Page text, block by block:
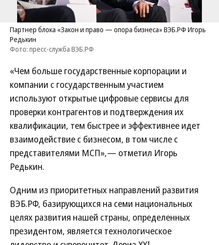
Партнер блока «Закон и право — опора бизнеса» ВЭБ.РФ Игорь
Редькин
Фото: пресс-служба ВЭБ.РФ
«Чем больше государственные корпорации и
компании с государственным участием
используют открытые цифровые сервисы для
проверки контрагентов и подтверждения их
квалификации, тем быстрее и эффективнее идет
взаимодействие с бизнесом, в том числе с
представителями МСП»,— отметил Игорь
Редькин.
Одним из приоритетных направлений развития
ВЭБ.РФ, базирующихся на семи национальных
целях развития нашей страны, определенных
президентом, является технологическое